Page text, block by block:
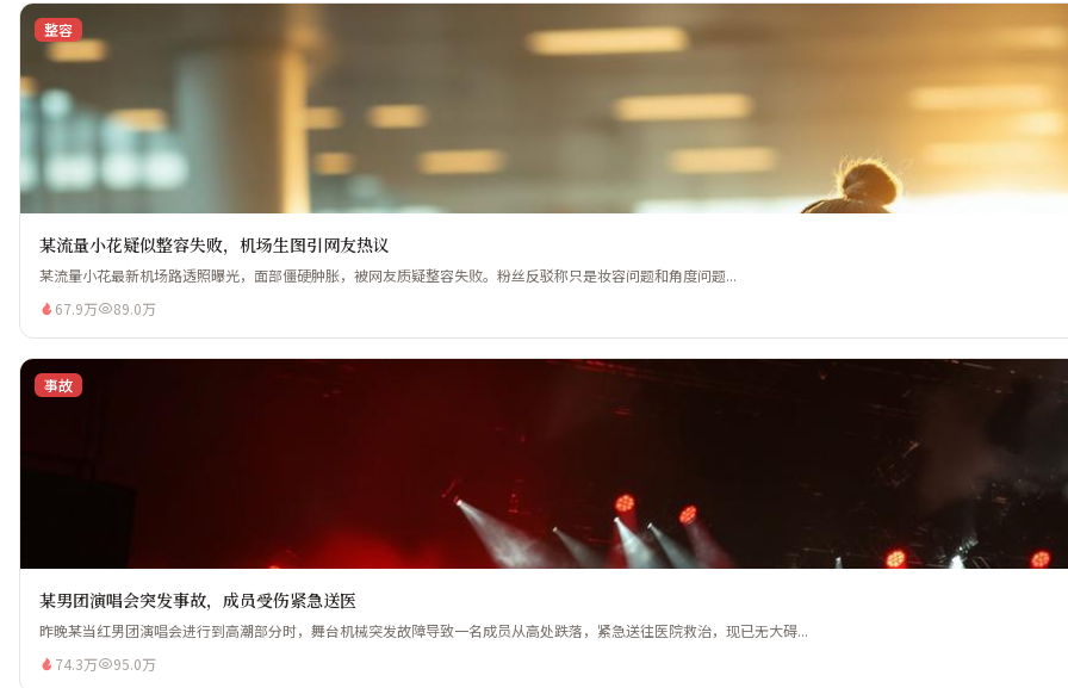
整容
某流量小花疑似整容失败，机场生图引网友热议
某流量小花最新机场路透照曝光，面部僵硬肿胀，被网友质疑整容失败。粉丝反驳称只是妆容问题和角度问题...
67.9万
89.0万
事故
某男团演唱会突发事故，成员受伤紧急送医
昨晚某当红男团演唱会进行到高潮部分时，舞台机械突发故障导致一名成员从高处跌落，紧急送往医院救治，现已无大碍...
74.3万
95.0万